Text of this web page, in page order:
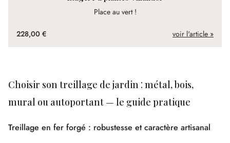
Place au vert !
228,00 € voir l'article »
Choisir son treillage de jardin : métal, bois,
mural ou autoportant — le guide pratique
Treillage en fer forgé : robustesse et caractère artisanal